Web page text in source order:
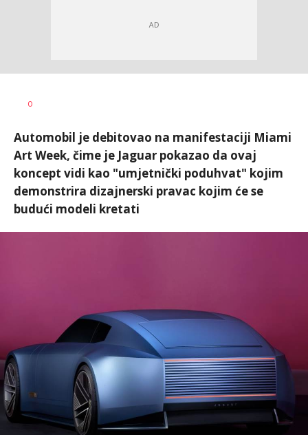
AUTOR
0
Automobil je debitovao na manifestaciji Miami
Art Week, čime je Jaguar pokazao da ovaj
koncept vidi kao "umjetnički poduhvat" kojim
demonstrira dizajnerski pravac kojim će se
budući modeli kretati